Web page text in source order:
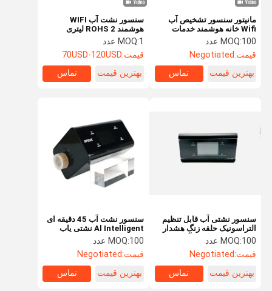
سنسور نشت آب WIFI
هوشمند ROHS 2 لیتری
سیستم های تشخیص نشت بی
سیم
MOQ:1 عدد
قیمت:70USD-120USD
بهترین قیمت
تماس
مانیتور سنسور تشخیص آب
Wifi خانه هوشمند خدمات
تشخیص نشت خانه
MOQ:100 عدد
قیمت:Negotiated
بهترین قیمت
تماس
سنسور نشت آب 45 دقیقه ای
Al Intelligent نشتی یاب
Wifi با صفحه نمایش لمسیMOQ:100 عدد
قیمت:Negotiated
بهترین قیمت
تماس
سنسور نشتی آب قابل تنظیم
التراسونیک حلقه زنگ هشدار
Wifi تشخیص نشت آب تجاریMOQ:100 عدد
قیمت:Negotiated
بهترین قیمت
تماس